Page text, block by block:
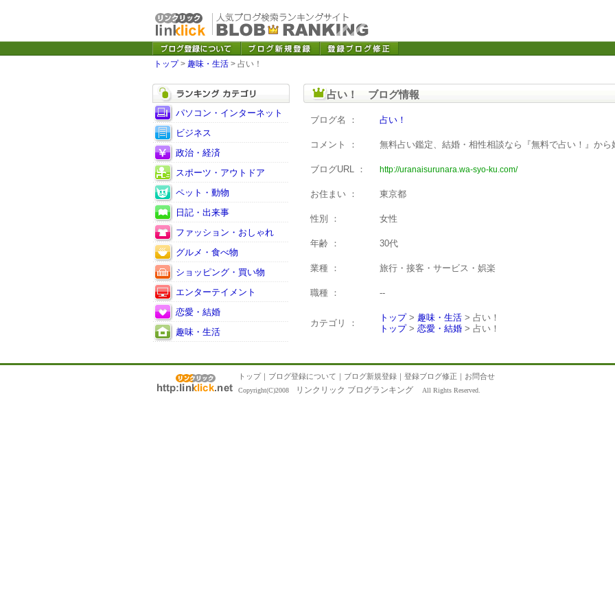
トップ> 趣味・生活 > 占い！
パソコン・インターネット
ビジネス
政治・経済
スポーツ・アウトドア
ペット・動物
日記・出来事
ファッション・おしゃれ
グルメ・食べ物
ショッピング・買い物
エンターテイメント
恋愛・結婚
趣味・生活
占い！ ブログ情報
ブログ名 ： 占い！
コメント ： 無料占い鑑定、結婚・相性相談なら『無料で占い！』から
ブログURL ： http://uranaisurunara.wa-syo-ku.com/
お住まい ： 東京都
性別 ： 女性
年齢 ： 30代
業種 ： 旅行・接客・サービス・娯楽
職種 ： --
カテゴリ ：
トップ> 趣味・生活 > 占い！
トップ> 恋愛・結婚 > 占い！
トップ｜ ブログ登録について ｜ ブログ新規登録 ｜ 登録ブログ修正 ｜ お問合せ
Copyright(C)2008 リンクリック ブログランキング All Rights Reserved.